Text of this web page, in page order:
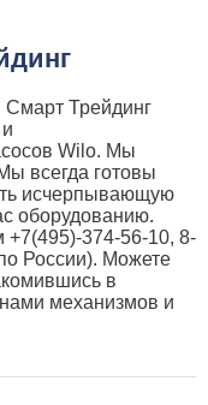
Смарт Трейдинг
Wilo. Мы
всегда готовы
исчерпывающую
оборудованию.
374-56-10, 8-
России). Можете
в
механизмов и